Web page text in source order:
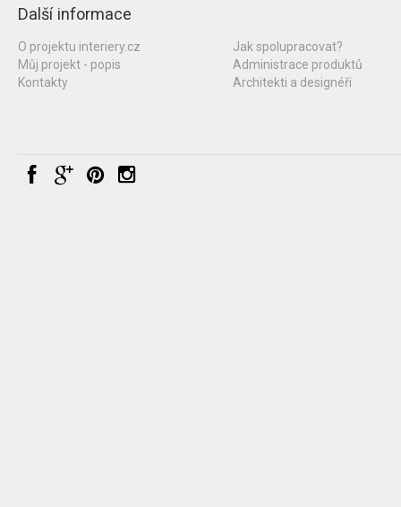
Další informace
O projektu interiery.cz
Můj projekt - popis
Kontakty
Jak spolupracovat?
Administrace produktů
Architekti a designéři